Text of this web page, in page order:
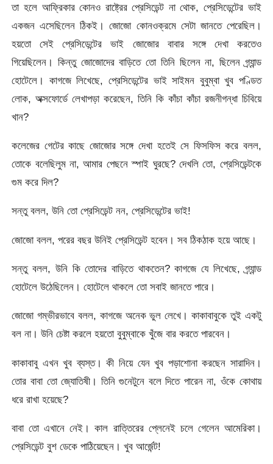
তা হলে আফ্রিকার কোনও রাষ্ট্রের প্রেসিডেন্ট না থোক, প্রেসিডেন্টের ভাই
একজন এসেছিলেন ঠিকই। জোজো কোনওক্রমে সেটা জানতে পেরেছিল।
হয়তো সেই প্রেসিডেন্টের ভাই জোজোর বাবার সঙ্গে দেখা করতেও
গিয়েছিলেন। কিন্তু জোজোদের বাড়িতে তো তিনি ছিলেন না, ছিলেন গ্র্যান্ড
হোটেলে। কাগজে লিখেছে, প্রেসিডেন্টের ভাই সাইমন বুবুম্বা খুব পণ্ডিত
লোক, অক্সফোর্ডে লেখাপড়া করেছেন, তিনি কি কাঁচা কাঁচা রজনীগন্ধা চিবিয়ে
খান?
কলেজের গেটের কাছে জোজোর সঙ্গে দেখা হতেই সে ফিসফিস করে বলল,
তোকে বলেছিলুম না, আমার পেছনে স্পাই ঘুরছে? দেখলি তো, প্রেসিডেন্টকে
গুম করে দিল?
সন্তু বলল, উনি তো প্রেসিডেন্ট নন, প্রেসিডেন্টের ভাই!
জোজো বলল, পরের বছর উনিই প্রেসিডেন্ট হবেন। সব ঠিকঠাক হয়ে আছে।
সন্তু বলল, উনি কি তোদের বাড়িতে থাকতেন? কাগজে যে লিখেছে, গ্র্যান্ড
হোটেলে উঠেছিলেন। হোটেলে থাকলে তো সবাই জানতে পারে।
জোজো গম্ভীরভাবে বলল, কাগজে অনেক ভুল লেখে। কাকাবাবুকে তুই একটু
বল না। উনি চেষ্টা করলে হয়তো বুবুম্বাকে খুঁজে বার করতে পারবেন।
কাকাবাবু এখন খুব ব্যস্ত। কী নিয়ে যেন খুব পড়াশোনা করছেন সারাদিন।
তোর বাবা তো জ্যোতিষী। তিনি গুনেটুনে বলে দিতে পারেন না, ওঁকে কোথায়
ধরে রাখা হয়েছে?
বাবা তো এখানে নেই। কাল রাত্তিরের প্লেনেই চলে গেলেন আমেরিকা।
প্রেসিডেন্ট বুশ ডেকে পাঠিয়েছেন। খুব আর্জেন্ট!